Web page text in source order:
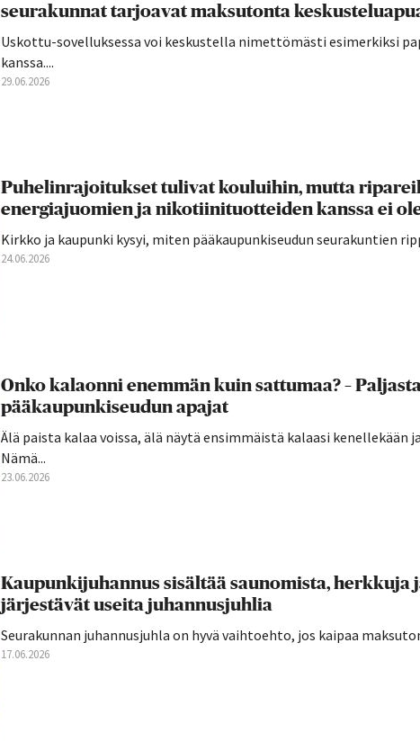
seurakunnat tarjoavat maksutonta
Uskottu-sovelluksessa voi keskustella nimettömästi esimerkiksi
kanssa....
29.06.2026
Puhelinrajoitukset tulivat kouluihin, mutta
energiajuomien ja nikotiinituotteiden kanssa ei
Kirkko ja kaupunki kysyi, miten pääkaupunkiseudun seurakuntien
24.06.2026
Onko kalaonni enemmän kuin sattumaa? –
pääkaupunkiseudun apajat
Älä paista kalaa voissa, älä näytä ensimmäistä kalaasi
Nämä...
23.06.2026
Kaupunkijuhannus sisältää saunomista, herkkuja
järjestävät useita juhannusjuhlia
Seurakunnan juhannusjuhla on hyvä vaihtoehto, jos kaipaa
17.06.2026